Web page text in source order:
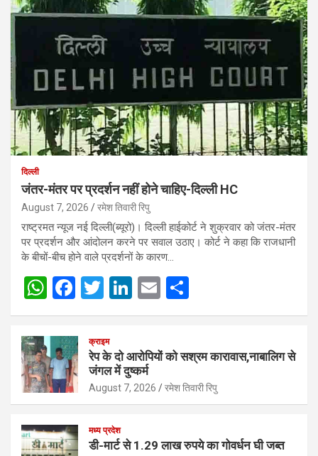
दिल्ली
जंतर-मंतर पर प्रदर्शन नहीं होने चाहिए-दिल्ली HC
August 7, 2026 रमेश तिवारी रिपु
राष्ट्रमत न्यूज नई दिल्ली(ब्यूरो)। दिल्ली हाईकोर्ट ने शुक्रवार को जंतर-मंतर
पर प्रदर्शन और आंदोलन करने पर सवाल उठाए। कोर्ट ने कहा कि राजधानी
के बीचों-बीच होने वाले प्रदर्शनों के कारण…
W
h
at
s
A
p
p
F
a
ce
b
o
o
k
T
wi
tt
er
Li
n
dI
n
E
m h
e
क्राइम
रेप के दो आरोपियों को सश्रम कारावास,नाबालिग से
जंगल में दुष्कर्म
August 7, 2026 रमेश तिवारी रिपु
मध्य प्रदेश
डी-मार्ट से 1.29 लाख रुपये का गोवर्धन घी जब्त